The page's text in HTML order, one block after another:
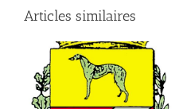
Articles similaires